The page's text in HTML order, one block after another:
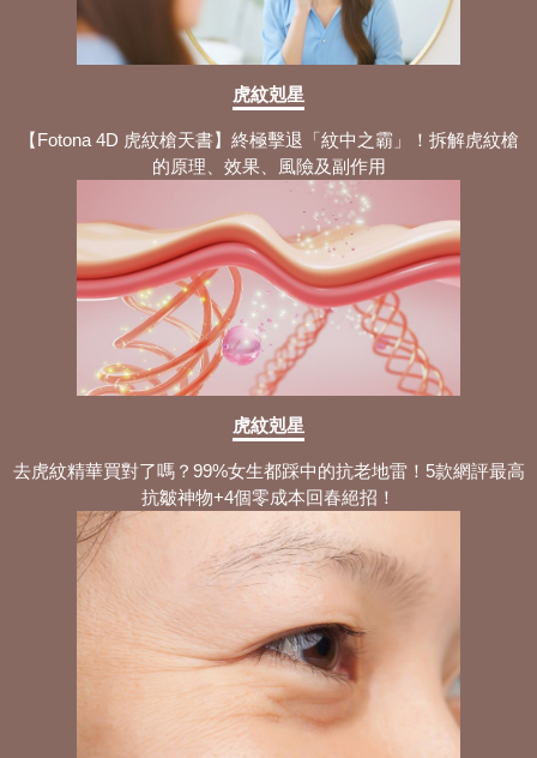
虎紋剋星
【Fotona 4D 虎紋槍天書】終極擊退「紋中之霸」！拆解虎紋槍
的原理、效果、風險及副作用
虎紋剋星
去虎紋精華買對了嗎？99%女生都踩中的抗老地雷！5款網評最高
抗皺神物+4個零成本回春絕招！